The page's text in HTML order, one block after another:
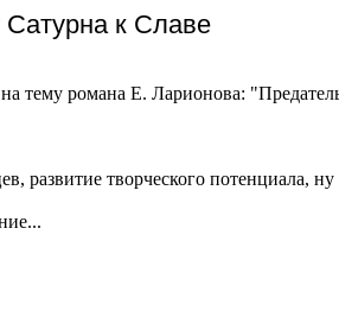
Сатурна к Славе
тему романа Е. Ларионова:
развитие творческого потенциала, ну